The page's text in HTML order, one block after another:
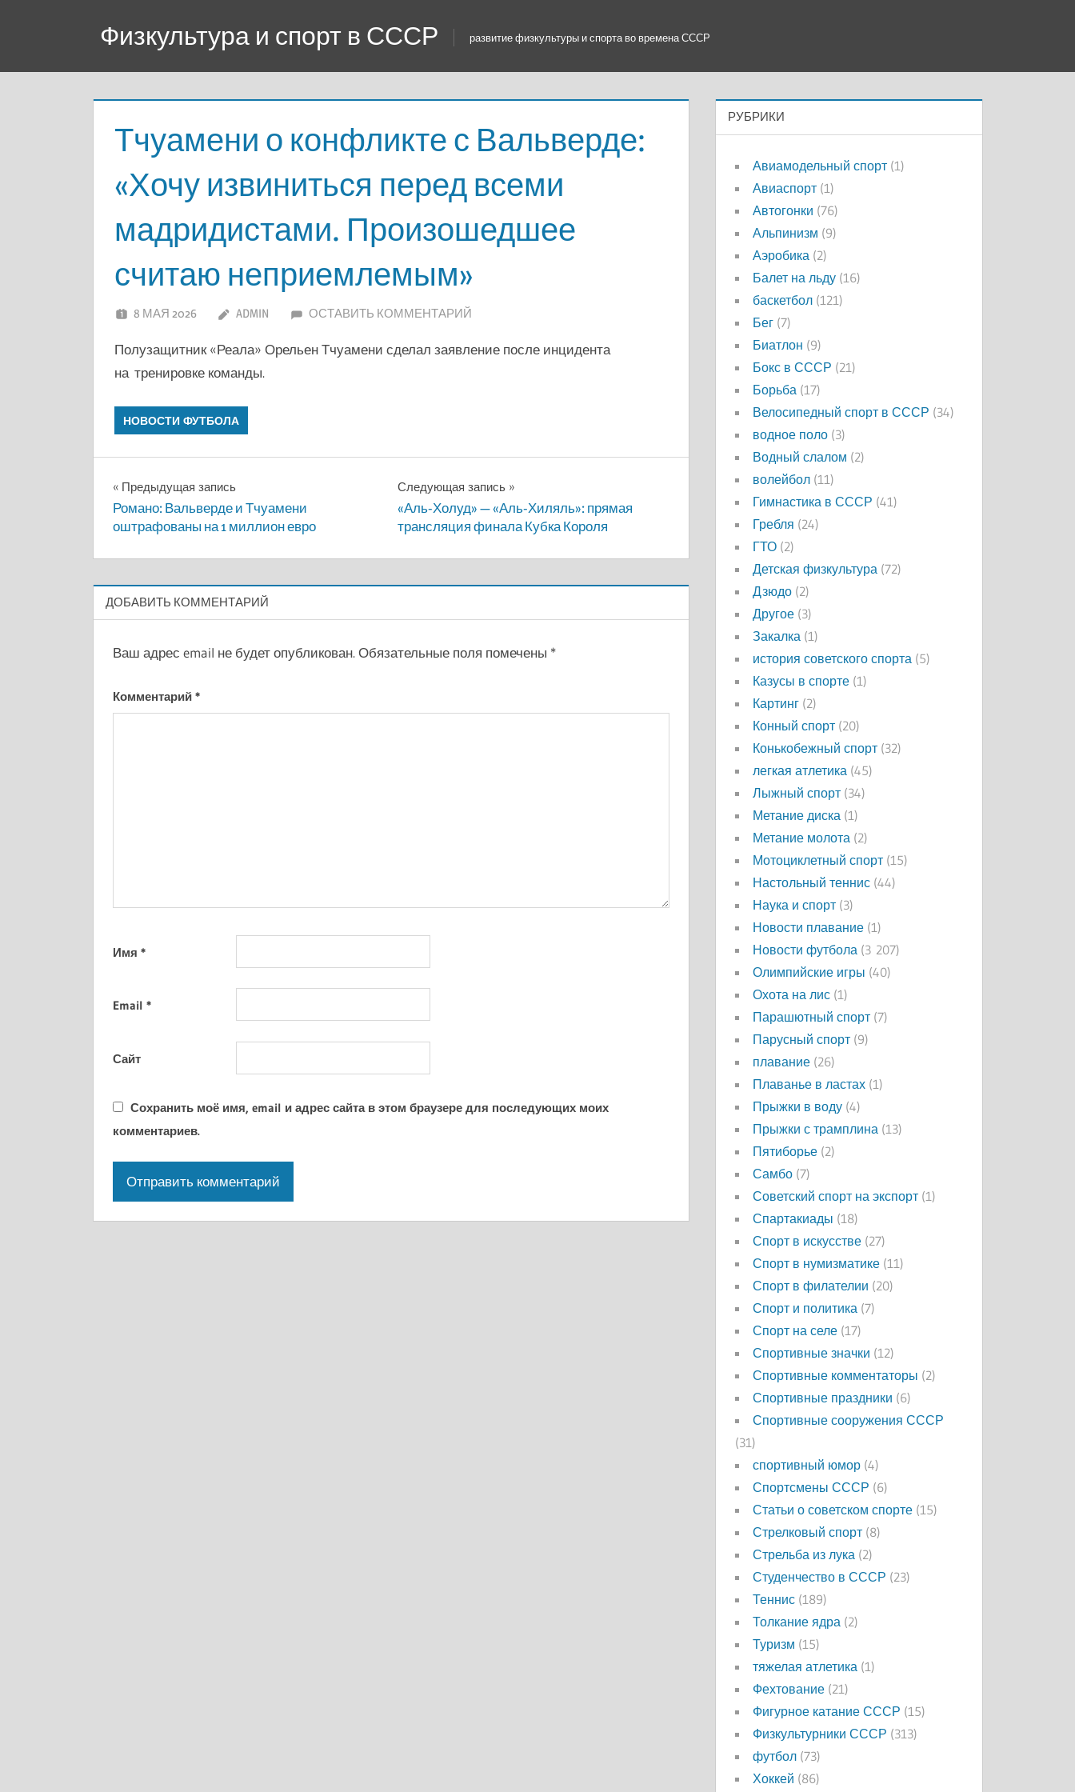
Физкультура и спорт в СССР развитие физкультуры и спорта во времена СССР
Тчуамени о конфликте с Вальверде:
«Хочу извиниться перед всеми
мадридистами. Произошедшее
считаю неприемлемым»
8 МАЯ 2026 ADMIN ОСТАВИТЬ КОММЕНТАРИЙ
Полузащитник «Реала» Орельен Тчуамени сделал заявление после инцидента
на тренировке команды.
НОВОСТИ ФУТБОЛА
Навигация
по
записям
Предыдущая запись
Романо: Вальверде и Тчуамени
оштрафованы на 1 миллион евро
Следующая запись
«Аль-Холуд» — «Аль-Хиляль»: прямая
трансляция финала Кубка Короля
ДОБАВИТЬ КОММЕНТАРИЙ
Ваш адрес email не будет опубликован.Обязательные поля помечены *
Комментарий *
Имя *
Email *
Сайт
Сохранить моё имя, email и адрес сайта в этом браузере для последующих моих
комментариев.
РУБРИКИ
Авиамодельный спорт (1)
Авиаспорт (1)
Автогонки (76)
Альпинизм (9)
Аэробика (2)
Балет на льду (16)
баскетбол (121)
Бег (7)
Биатлон (9)
Бокс в СССР (21)
Борьба (17)
Велосипедный спорт в СССР (34)
водное поло (3)
Водный слалом (2)
волейбол (11)
Гимнастика в СССР (41)
Гребля (24)
ГТО (2)
Детская физкультура (72)
Дзюдо (2)
Другое (3)
Закалка (1)
история советского спорта (5)
Казусы в спорте (1)
Картинг (2)
Конный спорт (20)
Конькобежный спорт (32)
легкая атлетика (45)
Лыжный спорт (34)
Метание диска (1)
Метание молота (2)
Мотоциклетный спорт (15)
Настольный теннис (44)
Наука и спорт (3)
Новости плавание (1)
Новости футбола (3 207)
Олимпийские игры (40)
Охота на лис (1)
Парашютный спорт (7)
Парусный спорт (9)
плавание (26)
Плаванье в ластах (1)
Прыжки в воду (4)
Прыжки с трамплина (13)
Пятиборье (2)
Самбо (7)
Советский спорт на экспорт (1)
Спартакиады (18)
Спорт в искусстве (27)
Спорт в нумизматике (11)
Спорт в филателии (20)
Спорт и политика (7)
Спорт на селе (17)
Спортивные значки (12)
Спортивные комментаторы (2)
Спортивные праздники (6)
Спортивные сооружения СССР
(31)
спортивный юмор (4)
Спортсмены СССР (6)
Статьи о советском спорте (15)
Стрелковый спорт (8)
Стрельба из лука (2)
Студенчество в СССР (23)
Теннис (189)
Толкание ядра (2)
Туризм (15)
тяжелая атлетика (1)
Фехтование (21)
Фигурное катание СССР (15)
Физкультурники СССР (313)
футбол (73)
Хоккей (86)